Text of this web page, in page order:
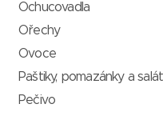
Ochucovadla
Ořechy
Ovoce
Paštiky, pomazánky a
Pečivo